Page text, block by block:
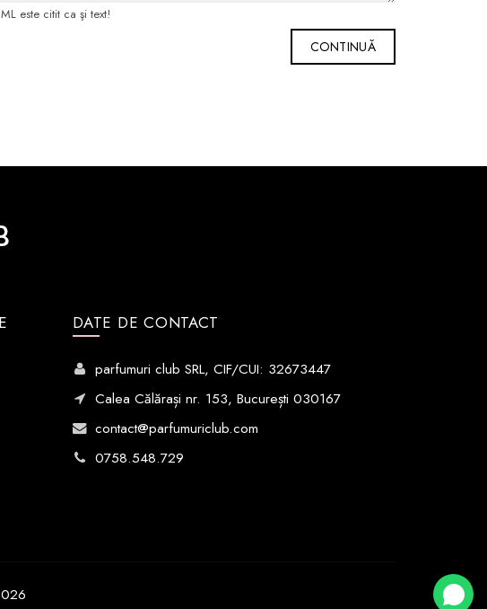
este citit ca şi text!
CONTINUĂ
DATE DE CONTACT
parfumuri club SRL, CIF/CUI: 32673447
Calea Călărași nr. 153, București 030167
contact@parfumuriclub.com
0758.548.729